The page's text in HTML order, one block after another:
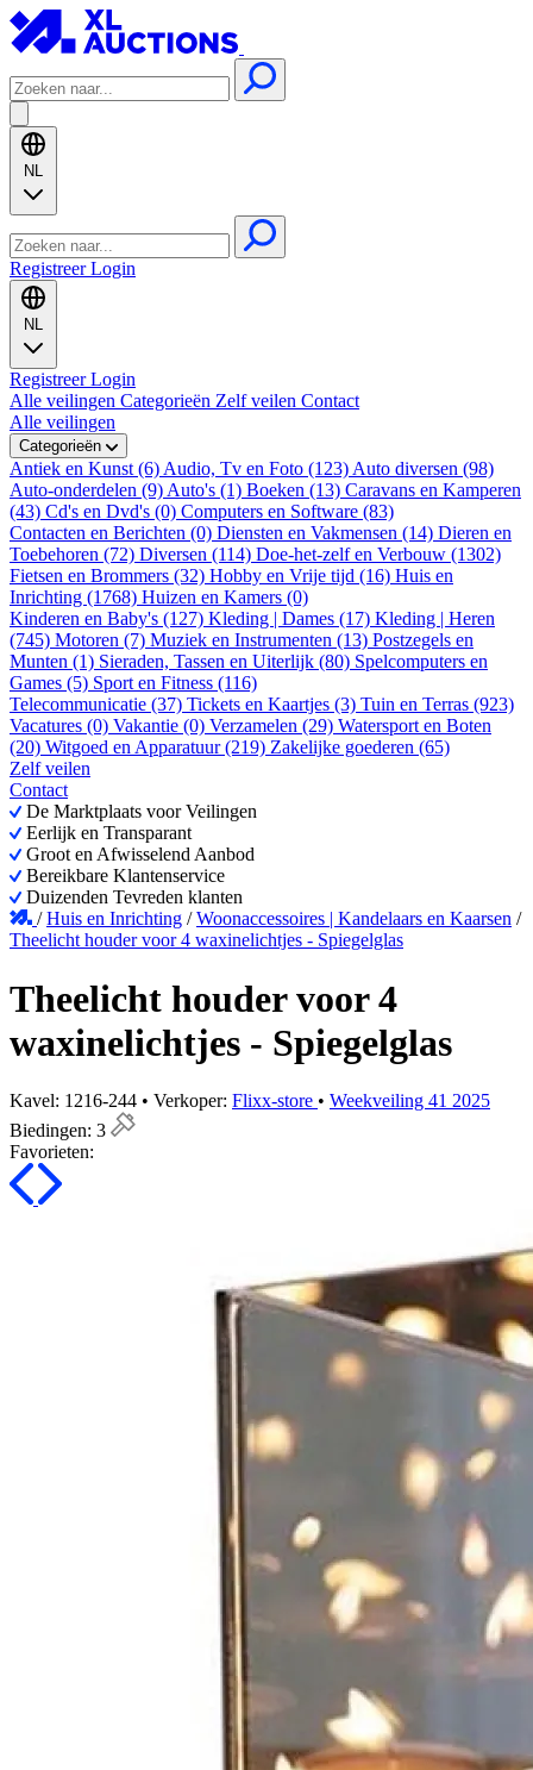
NL
RegistreerLogin
NL
RegistreerLogin
Alle veilingen Categorieën Zelf veilen Contact
Alle veilingen
Categorieën
Antiek en Kunst (6) Audio, Tv en Foto (123) Auto diversen (98)
Auto-onderdelen (9) Auto's (1) Boeken (13) Caravans en Kamperen
(43) Cd's en Dvd's (0) Computers en Software (83)
Contacten en Berichten (0) Diensten en Vakmensen (14) Dieren en
Toebehoren (72) Diversen (114) Doe-het-zelf en Verbouw (1302)
Fietsen en Brommers (32) Hobby en Vrije tijd (16) Huis en
Inrichting (1768) Huizen en Kamers (0)
Kinderen en Baby's (127) Kleding | Dames (17) Kleding | Heren
(745) Motoren (7) Muziek en Instrumenten (13) Postzegels en
Munten (1) Sieraden, Tassen en Uiterlijk (80) Spelcomputers en
Games (5) Sport en Fitness (116)
Telecommunicatie (37) Tickets en Kaartjes (3) Tuin en Terras (923)
Vacatures (0) Vakantie (0) Verzamelen (29) Watersport en Boten
(20) Witgoed en Apparatuur (219) Zakelijke goederen (65)
Zelf veilen
Contact
De Marktplaats voor Veilingen
Eerlijk en Transparant
Groot en Afwisselend Aanbod
Bereikbare Klantenservice
Duizenden Tevreden klanten
/Huis en Inrichting /Woonaccessoires | Kandelaars en Kaarsen /
Theelicht houder voor 4 waxinelichtjes - Spiegelglas
Theelicht houder voor 4
waxinelichtjes - Spiegelglas
Kavel: 1216-244 • Verkoper: Flixx-store • Weekveiling 41 2025
Biedingen: 3
Favorieten: